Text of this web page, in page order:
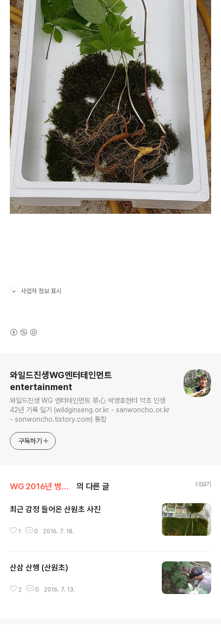
사업자 정보 표시
와일드진생WG엔터테인먼트
entertainment
와일드진생 WG 엔터테인먼트 草心 박영호헌터 약초 인생
42년 기록 일기 (wildginseng.or.kr - sanwoncho.or.kr
- sonwoncho.tistory.com) 통합
구독하기
WG 2016년 병신년 기록 의 다른 글 더보기
최근 감정 들어온 산원초 사진
1 0 2016. 7. 18.
산삼 산행 (산원초)
2 0 2016. 7. 13.